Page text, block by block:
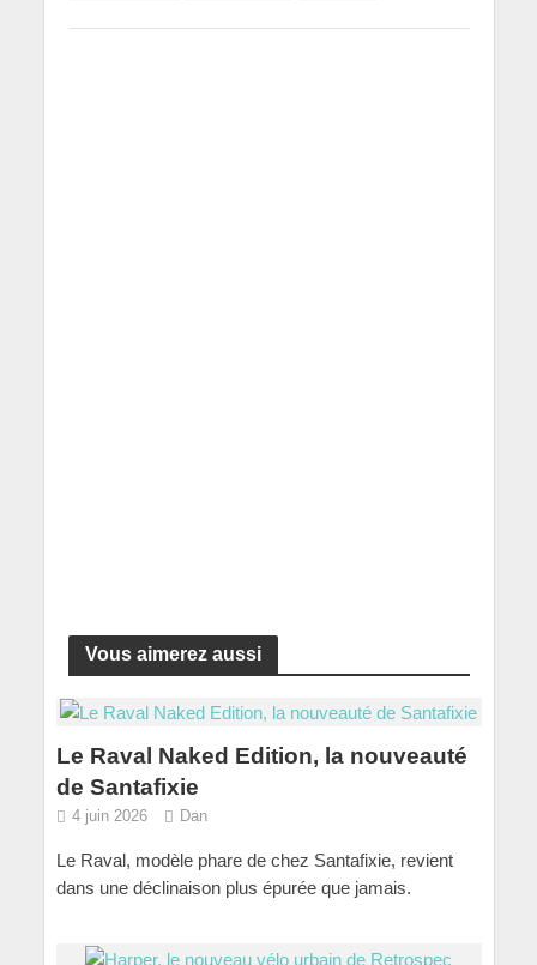
Vous aimerez aussi
Le Raval Naked Edition, la nouveauté
de Santafixie
4 juin 2026 Dan
Le Raval, modèle phare de chez Santafixie, revient
dans une déclinaison plus épurée que jamais.